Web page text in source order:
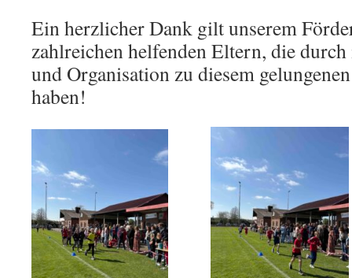
Ein herzlicher Dank gilt unserem
zahlreichen helfenden Eltern, die
und Organisation zu diesem
haben!